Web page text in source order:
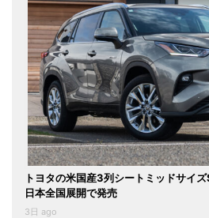
トヨタの米国産3列シートミッドサイ
日本全国展開で発売
3日 ago